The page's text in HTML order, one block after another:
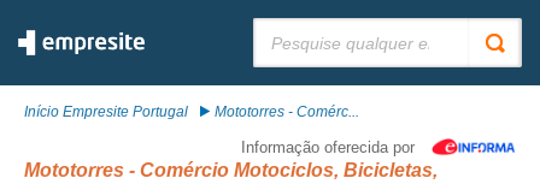
Início Empresite Portugal Mototorres - Comérc...
Informação oferecida por
Mototorres - Comércio Motociclos, Bicicletas,